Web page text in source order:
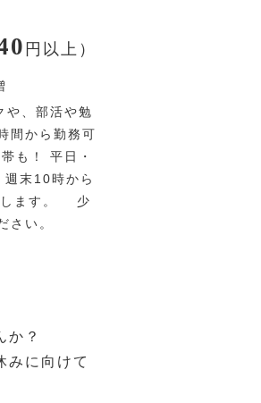
円 以上）
や、部活や勉
間から勤務可
も！ 平日・
末10時から
します。 少
さい。
か？
みに向けて